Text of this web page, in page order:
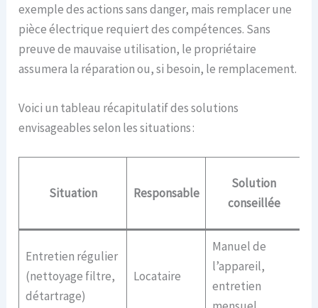
exemple des actions sans danger, mais remplacer une
pièce électrique requiert des compétences. Sans
preuve de mauvaise utilisation, le propriétaire
assumera la réparation ou, si besoin, le remplacement.
Voici un tableau récapitulatif des solutions
envisageables selon les situations :
Situation Responsable
Solution
conseillée
Entretien régulier
(nettoyage filtre,
détartrage)
Locataire
Manuel de
l’appareil,
entretien